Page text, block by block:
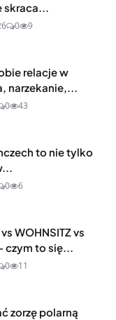
skraca...
0 9
relacje w
narzekanie,...
0 43
to nie tylko
0 6
WOHNSITZ vs
czym to się...
0 11
zorzę polarną